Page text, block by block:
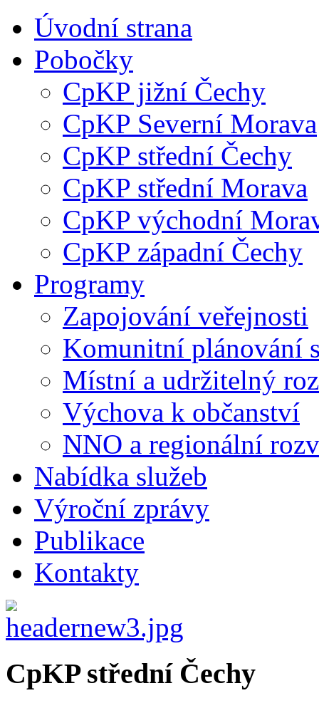
Úvodní strana
Pobočky
CpKP jižní Čechy
CpKP Severní Morava
CpKP střední Čechy
CpKP střední Morava
CpKP východní
CpKP západní Čechy
Programy
Zapojování veřejnosti
Komunitní plánování
Místní a udržitelný
Výchova k občanství
NNO a regionální
Nabídka služeb
Výroční zprávy
Publikace
Kontakty
CpKP střední Čechy